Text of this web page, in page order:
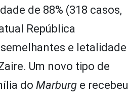
de 88% (318 casos,
República
e letalidade
Um novo tipo de
do Marburg e recebeu